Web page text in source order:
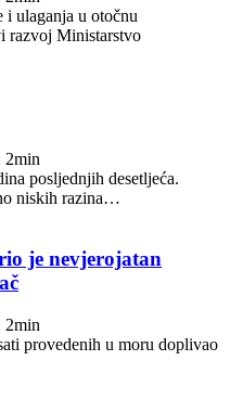
i ulaganja u otočnu
razvoj Ministarstvo
2min
posljednjih desetljeća.
niskih razina…
je nevjerojatan
2min
provedenih u moru doplivao